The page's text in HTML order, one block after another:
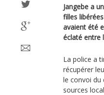
Jangebe a
filles
avaient été
éclaté entre
La police a
récupérer
le convoi du
sources